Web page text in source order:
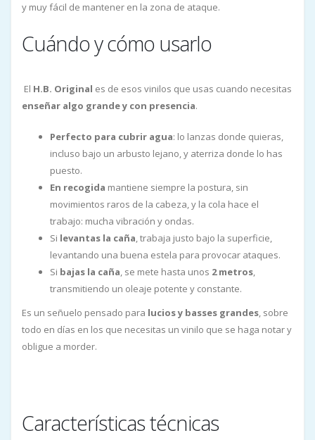
y muy fácil de mantener en la zona de ataque.
Cuándo y cómo usarlo
El H.B. Original es de esos vinilos que usas cuando necesitas
enseñar algo grande y con presencia.
Perfecto para cubrir agua: lo lanzas donde quieras,
incluso bajo un arbusto lejano, y aterriza donde lo has
puesto.
En recogida mantiene siempre la postura, sin
movimientos raros de la cabeza, y la cola hace el
trabajo: mucha vibración y ondas.
Si levantas la caña, trabaja justo bajo la superficie,
levantando una buena estela para provocar ataques.
Si bajas la caña, se mete hasta unos 2 metros,
transmitiendo un oleaje potente y constante.
Es un señuelo pensado para lucios y basses grandes, sobre
todo en días en los que necesitas un vinilo que se haga notar y
obligue a morder.
Características técnicas